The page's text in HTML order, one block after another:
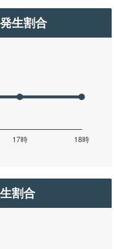
生割合
割合